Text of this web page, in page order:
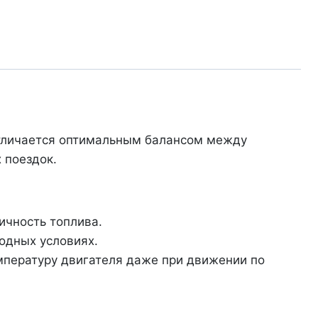
оптимальным балансом между
топлива.
условиях.
двигателя даже при движении по